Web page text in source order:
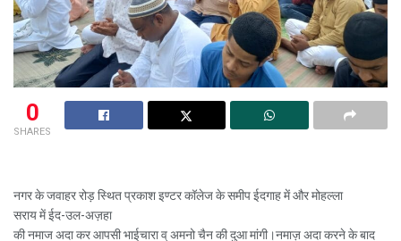
0
SHARES
नगर के जवाहर रोड़ स्थित प्रकाश इण्टर कॉलेज के समीप ईदगाह में और मोहल्ला
सराय में ईद-उल-अज़हा
की नमाज अदा कर आपसी भाईचारा व् अमनो चैन की दुआ मांगी।नमाज़ अदा करने के बाद